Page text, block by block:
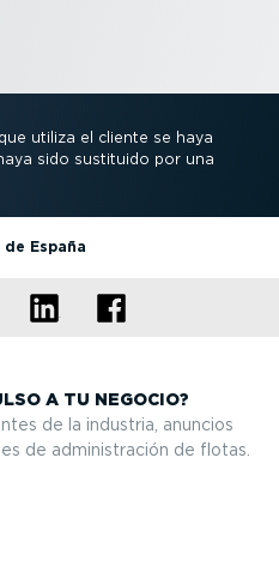
utiliza el cliente se haya
sido sustituido por una
España
A TU NEGOCIO?
de la industria, anuncios
de adminis­tración de flotas.